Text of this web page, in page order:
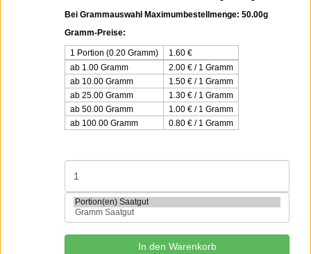
Bei Grammauswahl Maximumbestellmenge: 50.00g
Gramm-Preise:
1 Portion (0.20 Gramm) 1.60 €
ab 1.00 Gramm
2.00 € / 1 Gramm
ab 10.00 Gramm
1.50 € / 1 Gramm
ab 25.00 Gramm
1.30 € / 1 Gramm
ab 50.00 Gramm
1.00 € / 1 Gramm
ab 100.00 Gramm
0.80 € / 1 Gramm